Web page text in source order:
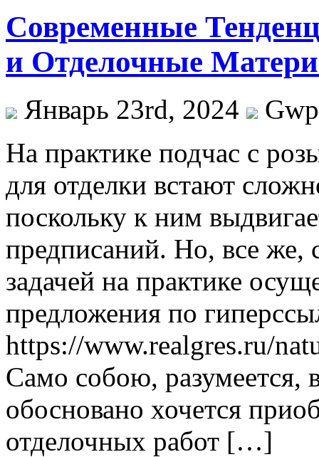
Современные
и Отделочные
Январь 23rd, 2024
Gwp
Нa прaктикe подчас с
для отделки встают
поскольку к ним
предписаний. Но, все же,
задачей на практике
предложения по
https://www.realgres.ru/
Само собою, разумеется,
обосновано хочется
отделочных работ […]